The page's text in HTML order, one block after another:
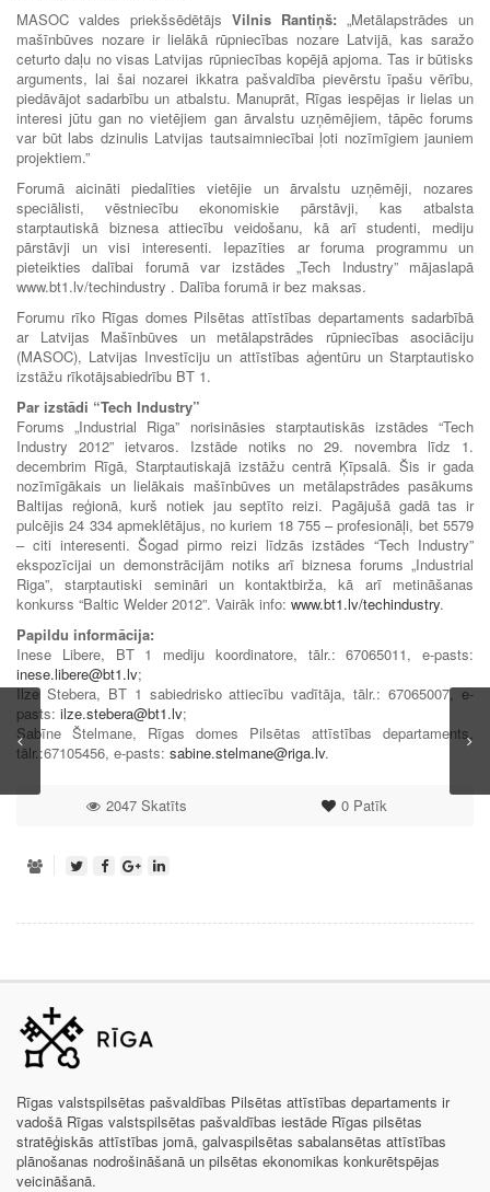
MASOC valdes priekšsēdētājs Vilnis Rantiņš: „Metālapstrādes un
mašīnbūves nozare ir lielākā rūpniecības nozare Latvijā, kas saražo
ceturto daļu no visas Latvijas rūpniecības kopējā apjoma. Tas ir būtisks
arguments, lai šai nozarei ikkatra pašvaldība pievērstu īpašu vērību,
piedāvājot sadarbību un atbalstu. Manuprāt, Rīgas iespējas ir lielas un
interesi jūtu gan no vietējiem gan ārvalstu uzņēmējiem, tāpēc forums
var būt labs dzinulis Latvijas tautsaimniecībai ļoti nozīmīgiem jauniem
projektiem.”
Forumā aicināti piedalīties vietējie un ārvalstu uzņēmēji, nozares
speciālisti, vēstniecību ekonomiskie pārstāvji, kas atbalsta
starptautiskā biznesa attiecību veidošanu, kā arī studenti, mediju
pārstāvji un visi interesenti. Iepazīties ar foruma programmu un
pieteikties dalībai forumā var izstādes „Tech Industry” mājaslapā
www.bt1.lv/techindustry . Dalība forumā ir bez maksas.
Forumu rīko Rīgas domes Pilsētas attīstības departaments sadarbībā
ar Latvijas Mašīnbūves un metālapstrādes rūpniecības asociāciju
(MASOC), Latvijas Investīciju un attīstības aģentūru un Starptautisko
izstāžu rīkotājsabiedrību BT 1.
Par izstādi “Tech Industry”
Forums „Industrial Riga” norisināsies starptautiskās izstādes “Tech
Industry 2012” ietvaros. Izstāde notiks no 29. novembra līdz 1.
decembrim Rīgā, Starptautiskajā izstāžu centrā Ķīpsalā. Šis ir gada
nozīmīgākais un lielākais mašīnbūves un metālapstrādes pasākums
Baltijas reģionā, kurš notiek jau septīto reizi. Pagājušā gadā tas ir
pulcējis 24 334 apmeklētājus, no kuriem 18 755 – profesionāļi, bet 5579
– citi interesenti. Šogad pirmo reizi līdzās izstādes “Tech Industry”
ekspozīcijai un demonstrācijām notiks arī biznesa forums „Industrial
Riga”, starptautiski semināri un kontaktbirža, kā arī metināšanas
konkurss “Baltic Welder 2012”. Vairāk info: www.bt1.lv/techindustry.
Papildu informācija:
Inese Libere, BT 1 mediju koordinatore, tālr.: 67065011, e-pasts:
inese.libere@bt1.lv;
Ilze Stebera, BT 1 sabiedrisko attiecību vadītāja, tālr.: 67065007, e-
pasts: ilze.stebera@bt1.lv;
Sabīne Štelmane, Rīgas domes Pilsētas attīstības departaments,
tālr.:67105456, e-pasts: sabine.stelmane@riga.lv.
0Patīk
2047 Skatīts
Rīgas valstspilsētas pašvaldības Pilsētas attīstības departaments ir
vadošā Rīgas valstspilsētas pašvaldības iestāde Rīgas pilsētas
stratēģiskās attīstības jomā, galvaspilsētas sabalansētas attīstības
plānošanas nodrošināšanā un pilsētas ekonomikas konkurētspējas
veicināšanā.